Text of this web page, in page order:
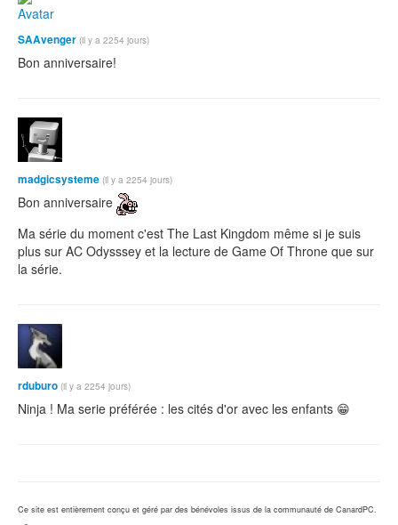
SAAvenger (il y a 2254 jours)
Bon anniversaire!
madgicsysteme (il y a 2254 jours)
Bon anniversaire
Ma série du moment c'est The Last Kingdom même si je suis
plus sur AC Odysssey et la lecture de Game Of Throne que sur
la série.
rduburo (il y a 2254 jours)
Ninja ! Ma serie préférée : les cités d'or avec les enfants 😁
Ce site est entièrement conçu et géré par des bénévoles issus de la communauté de CanardPC.